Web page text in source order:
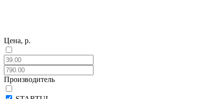
Цена, р.
Производитель